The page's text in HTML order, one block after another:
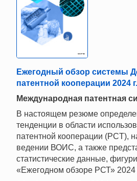
Ежегодный обзор системы
патентной кооперации 2024
Mеждународная патентная
В настоящем резюме
тенденции в области
патентной кооперации (PCT),
ведении ВОИС, а также
статистические данные,
«Ежегодном обзоре РСТ» 2024